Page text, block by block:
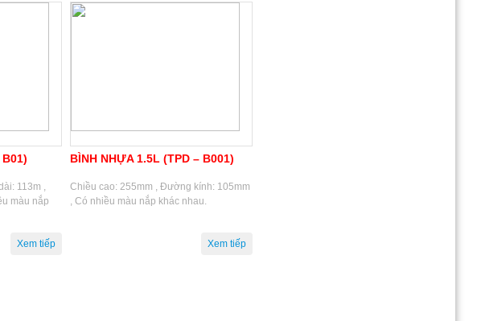
113m ,
màu nắp
BÌNH NHỰA 1.5L (TPD – B001)
Chiều cao: 255mm , Đường kính: 105mm
, Có nhiều màu nắp khác nhau.